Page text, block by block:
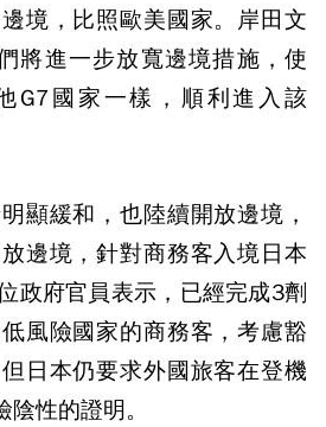
境，比照歐美國家。岸田文
將進一步放寬邊境措施，使
G7國家一樣，順利進入該
顯緩和，也陸續開放邊境，
邊境，針對商務客入境日本
政府官員表示，已經完成3劑
風險國家的商務客，考慮豁
日本仍要求外國旅客在登機
性的證明。